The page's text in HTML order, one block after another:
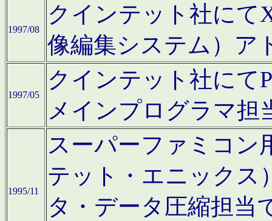
1997/08
クインテット社にて
像編集システム）ア
1997/05
クインテット社にて
メインプログラマ担
1995/11
スーパーファミコン
テット・エニックス
タ・データ圧縮担当